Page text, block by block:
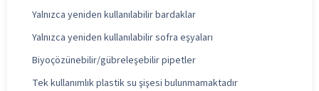
Yalnızca yeniden kullanılabilir bardaklar
Yalnızca yeniden kullanılabilir sofra eşyaları
Biyoçözünebilir/gübreleşebilir pipetler
Tek kullanımlık plastik su şişesi bulunmamaktadır